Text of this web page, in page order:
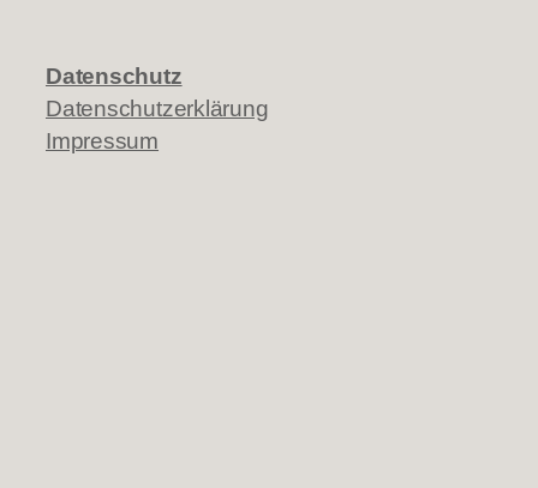
Datenschutz
Datenschutzerklärung
Impressum